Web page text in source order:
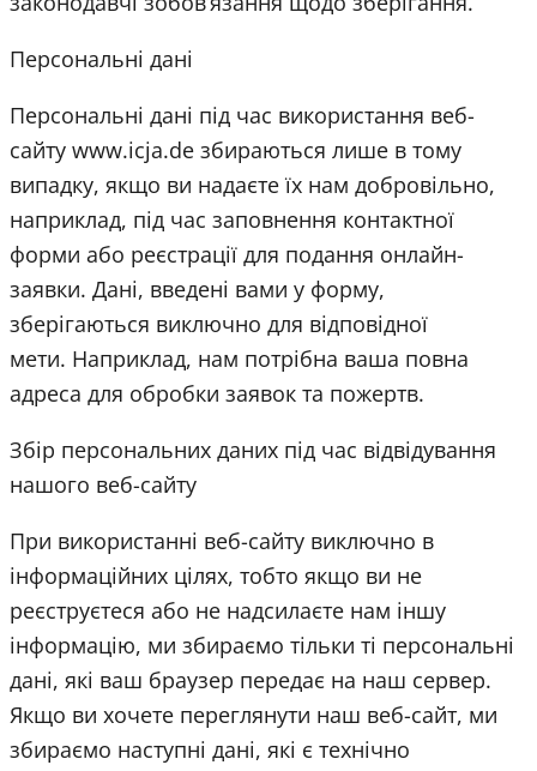
Персональні дані
Персональні дані під час використання веб-
сайту www.icja.de збираються лише в тому
випадку, якщо ви надаєте їх нам добровільно,
наприклад, під час заповнення контактної
форми або реєстрації для подання онлайн-
заявки. Дані, введені вами у форму,
зберігаються виключно для відповідної
мети. Наприклад, нам потрібна ваша повна
адреса для обробки заявок та пожертв.
Збір персональних даних під час відвідування
нашого веб-сайту
При використанні веб-сайту виключно в
інформаційних цілях, тобто якщо ви не
реєструєтеся або не надсилаєте нам іншу
інформацію, ми збираємо тільки ті персональні
дані, які ваш браузер передає на наш сервер.
Якщо ви хочете переглянути наш веб-сайт, ми
збираємо наступні дані, які є технічно